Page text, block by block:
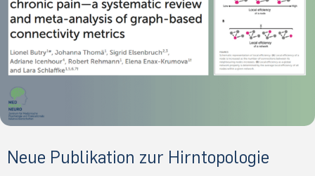
Neue Publikation zur Hirntopologie